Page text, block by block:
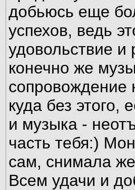
добьюсь еще
успехов, ведь
удовольствие и
конечно же
сопровождение
куда без этого,
и музыка -
часть тебя:)
сам, снимала
Всем удачи и